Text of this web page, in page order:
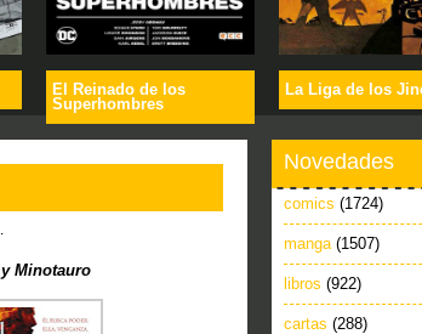
El Reinado de los
Superhombres
La Liga de los
Minotauro
Novedades
comics (1724)
manga (1507)
libros (922)
cartas (288)